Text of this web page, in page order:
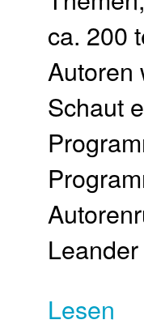
ca. 200
Autoren
Schaut
Lesen